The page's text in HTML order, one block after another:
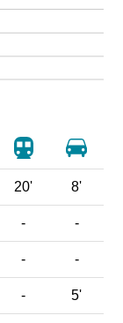
20' 8'
- -
- -
- 5'